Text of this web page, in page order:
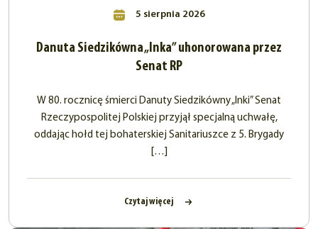
5 sierpnia 2026
Danuta Siedzikówna „Inka” uhonorowana przez
Senat RP
W 80. rocznicę śmierci Danuty Siedzikówny „Inki” Senat
Rzeczypospolitej Polskiej przyjął specjalną uchwałę,
oddając hołd tej bohaterskiej Sanitariuszce z 5. Brygady
[…]
Czytaj więcej